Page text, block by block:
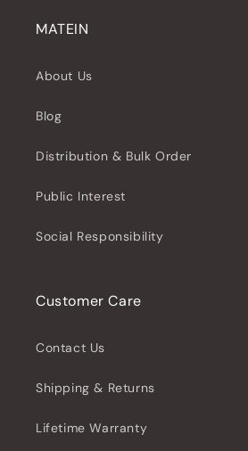
MATEIN
About Us
Blog
Distribution & Bulk Order
Public Interest
Social Responsibility
Customer Care
Contact Us
Shipping & Returns
Lifetime Warranty